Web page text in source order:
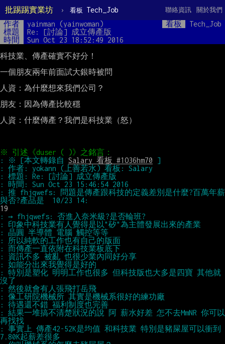
批踢踢實業坊 › 看板 Tech_Job 關於我們
聯絡資訊
作者 yainman (yainwoman) 看板
Tech_Job
標題
Re: [討論] 成立傳產版
時間
Sun Oct 23 18:52:49 2016
科技業、傳產確實不好分！
一個朋友兩年前面試大銀時被問
人資：為什麼想來我們公司？
朋友：因為傳產比較穩
人資：什麼傳產？我們是科技業（怒）
: ※ [本文轉錄自 Salary 看板 #1O36hm70
: 推 fhjqwefs: 問題是傳產跟科技的定義差別是什麼?百萬年薪
: 特別是塑化 明明工作也很多 但科技版也大多是四寶 其他就
: 結果一堆搞不清楚狀況的說 阿 薪水好差 怎不去MmNR 你可以
: 事實上 傳產42-52K是均值 和科技業 特別是豬屎屋可以衝到